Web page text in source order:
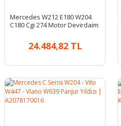
Mercedes W212 E180 W204
C180 Cgi 274 Motor Devirdaim
24.484,82 TL